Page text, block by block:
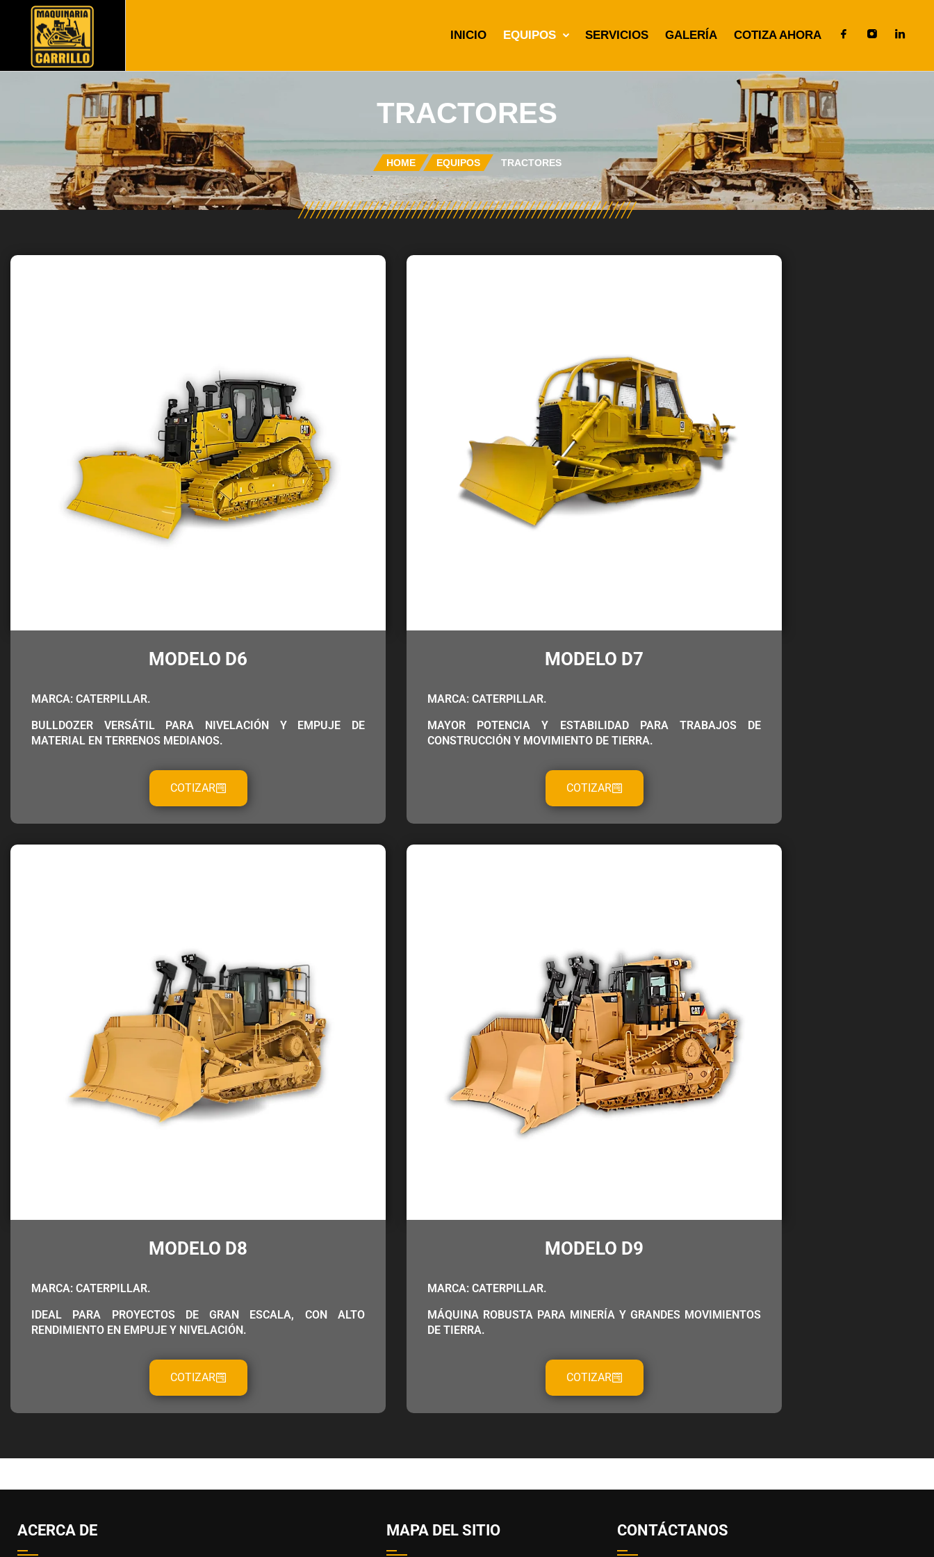
INICIO EQUIPOS SERVICIOS GALERÍA COTIZA AHORA
TRACTORES
HOME EQUIPOS TRACTORES
MODELO D6
MARCA: CATERPILLAR.
BULLDOZER VERSÁTIL PARA NIVELACIÓN Y EMPUJE DE
MATERIAL EN TERRENOS MEDIANOS.
COTIZAR
MODELO D7
MARCA: CATERPILLAR.
MAYOR POTENCIA Y ESTABILIDAD PARA TRABAJOS DE
CONSTRUCCIÓN Y MOVIMIENTO DE TIERRA.
COTIZAR
MODELO D8
MARCA: CATERPILLAR.
IDEAL PARA PROYECTOS DE GRAN ESCALA, CON ALTO
RENDIMIENTO EN EMPUJE Y NIVELACIÓN.
COTIZAR
MODELO D9
MARCA: CATERPILLAR.
MÁQUINA ROBUSTA PARA MINERÍA Y GRANDES MOVIMIENTOS
DE TIERRA.
COTIZAR
ACERCA DE MAPA DEL SITIO CONTÁCTANOS